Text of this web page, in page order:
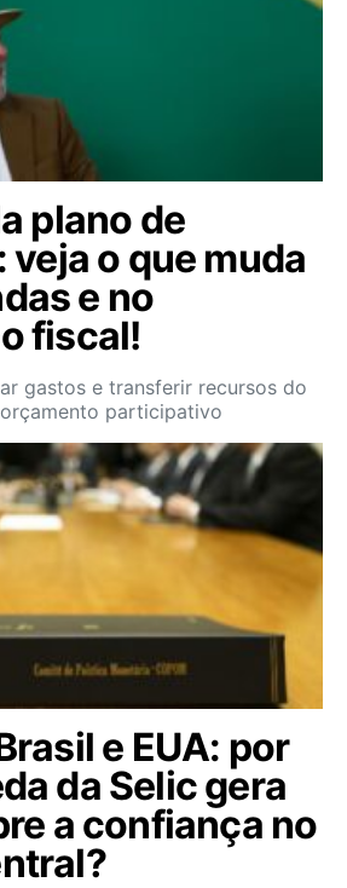
plano de
veja o que muda
e no
fiscal!
gastos e transferir recursos do
participativo
e EUA: por
da Selic gera
a confiança no